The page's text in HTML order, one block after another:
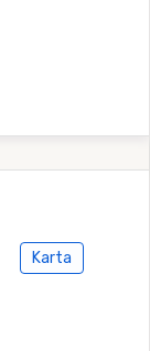
Karta